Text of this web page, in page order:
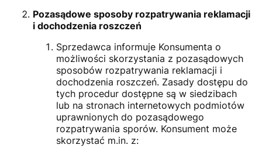
Pozasądowe sposoby rozpatrywania reklamacji
i dochodzenia roszczeń
Sprzedawca informuje Konsumenta o
możliwości skorzystania z pozasądowych
sposobów rozpatrywania reklamacji i
dochodzenia roszczeń. Zasady dostępu do
tych procedur dostępne są w siedzibach
lub na stronach internetowych podmiotów
uprawnionych do pozasądowego
rozpatrywania sporów. Konsument może
skorzystać m.in. z: